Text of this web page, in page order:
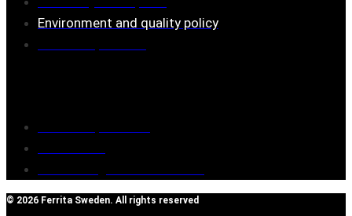
Environment and quality policy
© 2026 Ferrita Sweden. All rights reserved